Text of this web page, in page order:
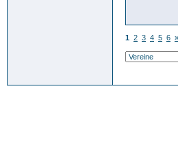
1 2 3 4 5 6 »